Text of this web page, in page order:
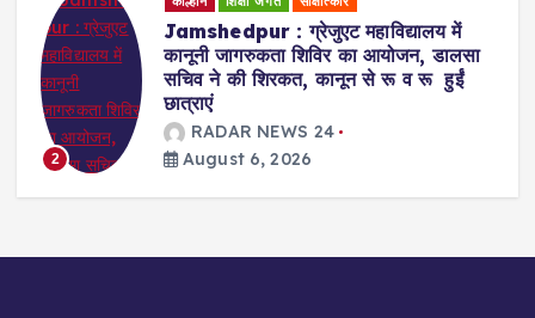
3
Badajamda : बड़ा जामदा क्षेत्र में टाटा
स्टील के सहयोग व दयानंद एंग्लो वैदिक संस्था
के संचालन में डीएवी स्कूल खोले जाने की मांग
RADAR NEWS 24
August 6, 2026